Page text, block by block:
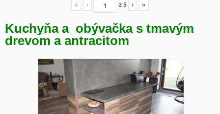
« ‹ z5 › »
Kuchyňa a obývačka s tmavým
drevom a antracitom